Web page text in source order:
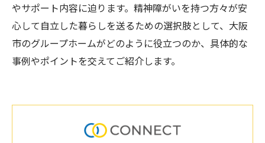
やサポート内容に迫ります。精神障がいを持つ方々が安
心して自立した暮らしを送るための選択肢として、大阪
市のグループホームがどのように役立つのか、具体的な
事例やポイントを交えてご紹介します。